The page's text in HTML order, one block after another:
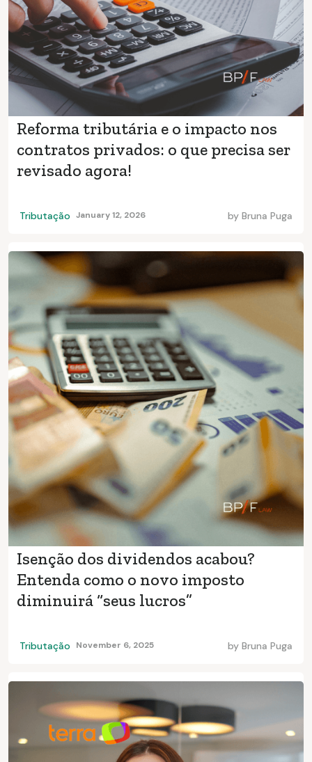
Reforma tributária e o impacto nos
contratos privados: o que precisa ser
revisado agora!
Tributação January 12, 2026 by Bruna Puga
Isenção dos dividendos acabou?
Entenda como o novo imposto
diminuirá “seus lucros”
Tributação November 6, 2025 by Bruna Puga